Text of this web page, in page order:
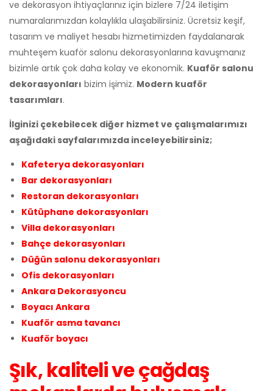
ve dekorasyon ihtiyaçlarınız için bizlere 7/24 iletişim
numaralarımızdan kolaylıkla ulaşabilirsiniz. Ücretsiz keşif,
tasarım ve maliyet hesabı hizmetimizden faydalanarak
muhteşem kuaför salonu dekorasyonlarına kavuşmanız
bizimle artık çok daha kolay ve ekonomik. Kuaför salonu
dekorasyonları bizim işimiz. Modern kuaför
tasarımları.
İlginizi çekebilecek diğer hizmet ve çalışmalarımızı
aşağıdaki sayfalarımızda inceleyebilirsiniz;
Kafeterya dekorasyonları
Bar dekorasyonları
Restoran dekorasyonları
Kütüphane dekorasyonları
Villa dekorasyonları
Bahçe dekorasyonları
Düğün salonu dekorasyonları
Ofis dekorasyonları
Ankara Dekorasyoncu
Boyacı Ankara
Kuaför asma tavancı
Kuaför boyacı
Şık, kaliteli ve çağdaş